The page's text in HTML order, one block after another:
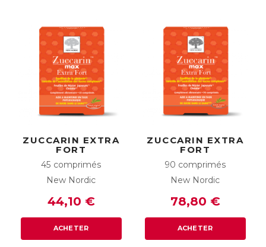
ZUCCARIN EXTRA
FORT
45 comprimés
New Nordic
44,10 €
ACHETER
ZUCCARIN EXTRA
FORT
90 comprimés
New Nordic
78,80 €
ACHETER